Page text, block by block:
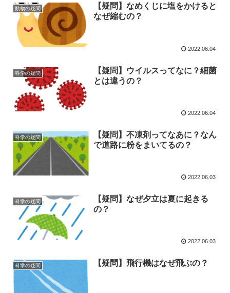
動物の疑問
【疑問】なめくじに塩をかけると
なぜ縮むの？
2022.06.04
科学の疑問
【疑問】ウイルスってなに？細菌
とは違うの？
2022.06.04
科学の疑問
【疑問】不凍剤ってなあに？なん
で道路に粉をまいてるの？
2022.06.03
科学の疑問
【疑問】なぜ夕立は夏に起きる
の？
2022.06.03
科学の疑問 【疑問】飛行機はなぜ飛ぶの？